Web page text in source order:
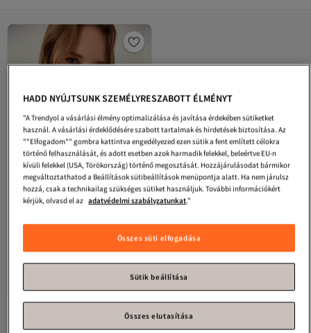
5 243
HADD NYÚJTSUNK SZEMÉLYRESZABOTT ÉLMÉNYT
"A Trendyol a vásárlási élmény optimalizálása és javítása érdekében sütiketket
használ. A vásárlási érdeklődésére szabott tartalmak és hirdetések biztosítása. Az
""Elfogadom"" gombra kattintva engedélyezed ezen sütik a fent említett célokra
történő felhasználását, és adott esetben azok harmadik felekkel, beleértve EU-n
kívüli felekkel (USA, Törökország) történő megosztását. Hozzájárulásodat bármikor
megváltoztathatod a Beállítások sütibeállítások menüpontja alatt. Ha nem járulsz
hozzá, csak a technikailag szükséges sütiket használjuk. További információkért
kérjük, olvasd el az adatvédelmi szabályzatunkat."
Összes süti elfogadása
Sütik beállítása
Összes elutasítása